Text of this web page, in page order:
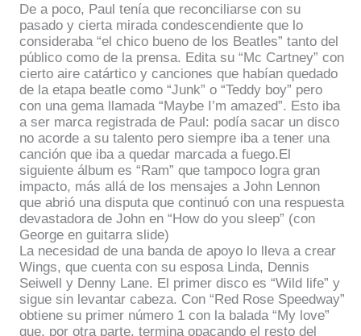
De a poco, Paul tenía que reconciliarse con su
pasado y cierta mirada condescendiente que lo
consideraba “el chico bueno de los Beatles” tanto del
público como de la prensa. Edita su “Mc Cartney” con
cierto aire catártico y canciones que habían quedado
de la etapa beatle como “Junk” o “Teddy boy” pero
con una gema llamada “Maybe I’m amazed”. Esto iba
a ser marca registrada de Paul: podía sacar un disco
no acorde a su talento pero siempre iba a tener una
canción que iba a quedar marcada a fuego.El
siguiente álbum es “Ram” que tampoco logra gran
impacto, más allá de los mensajes a John Lennon
que abrió una disputa que continuó con una respuesta
devastadora de John en “How do you sleep” (con
George en guitarra slide)
La necesidad de una banda de apoyo lo lleva a crear
Wings, que cuenta con su esposa Linda, Dennis
Seiwell y Denny Lane. El primer disco es “Wild life” y
sigue sin levantar cabeza. Con “Red Rose Speedway”
obtiene su primer número 1 con la balada “My love”
que, por otra parte, termina opacando el resto del